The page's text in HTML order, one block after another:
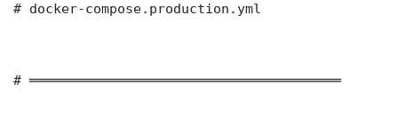
# docker-compose.production.yml
# ═══════════════════════════════════════